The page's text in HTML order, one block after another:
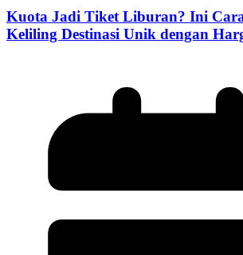
Kuota Jadi Tiket Liburan? Ini
Keliling Destinasi Unik dengan